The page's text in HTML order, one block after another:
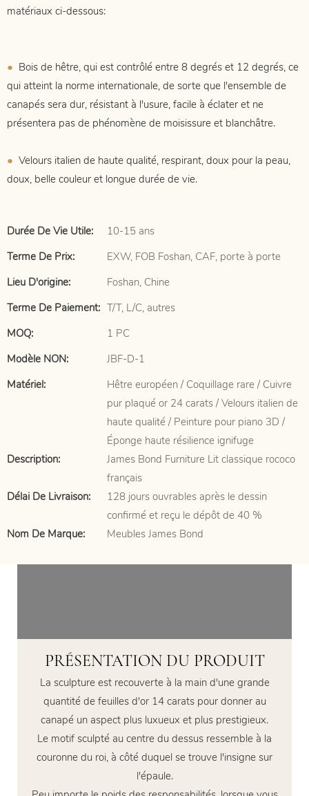
matériaux ci-dessous:
● Bois de hêtre, qui est contrôlé entre 8 degrés et 12 degrés, ce
qui atteint la norme internationale, de sorte que l'ensemble de
canapés sera dur, résistant à l'usure, facile à éclater et ne
présentera pas de phénomène de moisissure et blanchâtre.
● Velours italien de haute qualité, respirant, doux pour la peau,
doux, belle couleur et longue durée de vie.
Durée De Vie Utile:
10-15 ans
Terme De Prix:
EXW, FOB Foshan, CAF, porte à porte
Lieu D'origine:
Foshan, Chine
Terme De Paiement: T/T, L/C, autres
MOQ:
1 PC
Modèle NON:
JBF-D-1
Matériel:
Hêtre européen / Coquillage rare / Cuivre
pur plaqué or 24 carats / Velours italien de
haute qualité / Peinture pour piano 3D /
Éponge haute résilience ignifuge
Description:
James Bond Furniture Lit classique rococo
français
Délai De Livraison:
128 jours ouvrables après le dessin
confirmé et reçu le dépôt de 40 %
Nom De Marque:
Meubles James Bond
PRÉSENTATION DU PRODUIT
La sculpture est recouverte à la main d'une grande
quantité de feuilles d'or 14 carats pour donner au
canapé un aspect plus luxueux et plus prestigieux.
Le motif sculpté au centre du dessus ressemble à la
couronne du roi, à côté duquel se trouve l'insigne sur
l'épaule.